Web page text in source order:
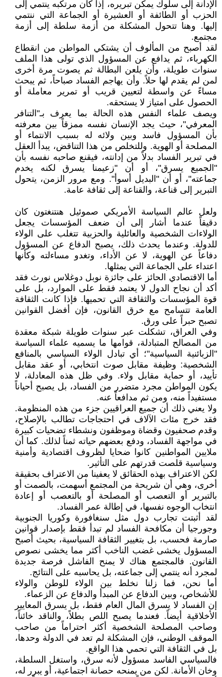
الإدانة إلى سلوك يمكن تبريره، إذا كان مرتكبه ينتمي إلى
الحزب أو الطائفة أو العشيرة أو الجماعة التي ننتمي
إليها. وهنا تتحول المشكلة من أزمة سلطة إلى أزمة
مجتمع.
لقد أصبح من المألوف أن يشتكي المواطن من انقطاع
الكهرباء، ثم يدافع عن المسؤول الذي تولى هذا الملف
سنوات طويلة، وأن يلعن البطالة ثم يصوت مرة أخرى
لمن لم يقدم لها حلاً. وأن يهاجم الفساد صباحاً، ثم يبحث
مساءً عن واسطة لتعيين قريب أو تمرير معاملة أو
الحصول على امتياز لا يستحقه.
ويصف علماء النفس هذه الحالة بما يعرف بـ"التنافر
المعرفي"، حيث يجد الإنسان نفسه ممزقاً بين معرفته
بأن المسؤول فاسد وبين ولائه له بسبب الانتماء أو
المصلحة أو الهوية. وللتخلص من هذا التناقض، يبدأ العقل
في تبرير الفساد بدلاً من إدانته، فيقنع صاحبه نفسه بأن
"الجميع يسرق"، أو أن "زعيمنا يسرق لكنه يخدم
جماعته"، أو أن "البديل أسوأ". ومع مرور الزمن، يتحول
التبرير إلى قناعة، والقناعة إلى ثقافة عامة.
ولعل عالم السياسة الأمريكي صموئيل هنتنغتون كان
دقيقاً عندما أشار إلى أن ضعف المؤسسات يجعل
الولاءات الشخصية والعائلية والحزبية تتغلب على الولاء
للدولة. وعندما يحدث ذلك، يصبح الدفاع عن المسؤول
دفاعاً عن الهوية، لا عن الأداء، وتغدو مساءلته وكأنها
اعتداء على الجماعة التي يمثلها.
أما الاقتصادي الحائز على جائزة نوبل دوغلاس نورث فقد
أكد أن نجاح الدول لا يعتمد فقط على الموارد، بل على
قوة المؤسسات والثقافة التي تحميها. فإذا كانت الثقافة
العامة تتسامح مع خرق القانون، فإن أفضل القوانين
تصبح حبراً على ورق.
وفي العراق، تشكلت عبر سنوات طويلة شبكة معقدة
من المصالح المتبادلة، قوامها ما يسميه علماء السياسة
"الزبائنية السياسية"؛ أي تبادل الولاء السياسي بالمنافع
الشخصية: وظيفة مقابل صوت انتخابي، أو عقد مقابل
تأييد، أو حماية مقابل ولاء. وفي ظل هذه المعادلة، لا
يكون المواطن مجرد متضرر من الفساد، بل يصبح أحياناً
مستفيداً منه، ومن ثم مدافعاً عنه.
ولا يعني ذلك أن جميع العراقيين جزء من هذه المنظومة.
فقد خرج مئات الآلاف في احتجاجات تطالب بالإصلاح،
وقدم صحفيون وقضاة وموظفون ونشطاء تضحيات كبيرة
في مواجهة الفساد، ودفع بعضهم حياته ثمناً لذلك. كما أن
ملايين المواطنين كانوا ضحايا لظروف اقتصادية وأمنية
وسياسية قلصت قدرتهم على التأثير.
لكن الاعتراف بهذه الحقائق لا يعفينا من الاعتراف بحقيقة
أخرى، وهي أن شريحة من المجتمع أسهمت، بالصمت أو
بالتبرير أو التعصب أو المصلحة أو بالتعصب أو إعادة
انتخاب الوجوه نفسها، في إطالة عمر الفساد.
لقد أثبتت تجارب دول مثل سنغافورة وكوريا الجنوبية
وجورجيا أن مكافحة الفساد لم تبدأ فقط بإصدار قوانين
صارمة فحسب، بل بتغيير الثقافة السياسية، بحيث أصبح
المسؤول يخشى غضب الناخب أكثر مما يخشى نصوص
القانون. فالمجتمع هناك لا يمنح الفاشل فرصة جديدة
لمجرد أنه ينتمي إلى جماعته، بل يحاسبه على النتائج.
أما نحن، فما زلنا نخلط بين الولاء للوطن والولاء
للأشخاص، وبين الدفاع عن المبدأ والدفاع عن الزعماء.
إن الفساد لا يسرق المال العام فقط، بل يسرق المعايير
الأخلاقية أيضاً. فعندما يصبح اللص بطلاً، والناقد خائناً،
وصاحب المصلحة الشخصية أكثر احتراماً من صاحب
الموقف الوطني، فإن المشكلة لم تعد في الدولة وحدها،
بل في الثقافة التي تحمي هذا الواقع.
فالسياسي الفاسد مسؤول لأنه سرق، واستغل السلطة،
وخان الأمانة. لكن من يمنحه حصانة اجتماعية، أو يبرر له،